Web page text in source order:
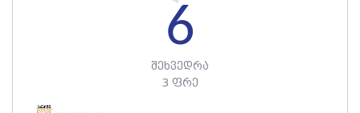
6
შეხვედრა
3 ფრე